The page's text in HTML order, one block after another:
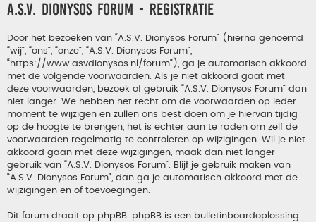
A.S.V. Dionysos Forum - Registratie
Door het bezoeken van “A.S.V. Dionysos Forum” (hierna genoemd
“wij”, “ons”, “onze”, “A.S.V. Dionysos Forum”,
“https://www.asvdionysos.nl/forum”), ga je automatisch akkoord
met de volgende voorwaarden. Als je niet akkoord gaat met
deze voorwaarden, bezoek of gebruik “A.S.V. Dionysos Forum” dan
niet langer. We hebben het recht om de voorwaarden op ieder
moment te wijzigen en zullen ons best doen om je hiervan tijdig
op de hoogte te brengen, het is echter aan te raden om zelf de
voorwaarden regelmatig te controleren op wijzigingen. Wil je niet
akkoord gaan met deze wijzigingen, maak dan niet langer
gebruik van “A.S.V. Dionysos Forum”. Blijf je gebruik maken van
“A.S.V. Dionysos Forum”, dan ga je automatisch akkoord met de
wijzigingen en of toevoegingen.
Dit forum draait op phpBB. phpBB is een bulletinboardoplossing